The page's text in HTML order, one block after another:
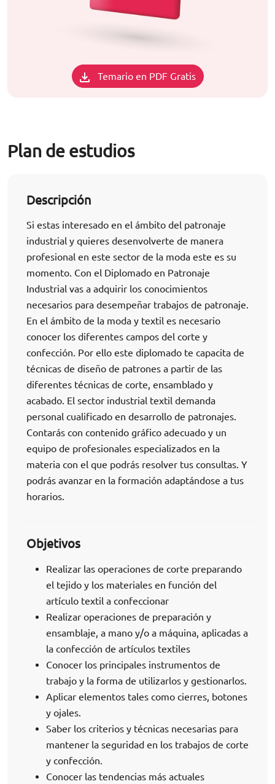
Temario en PDF Gratis
Plan de estudios
Descripción
Si estas interesado en el ámbito del patronaje
industrial y quieres desenvolverte de manera
profesional en este sector de la moda este es su
momento. Con el Diplomado en Patronaje
Industrial vas a adquirir los conocimientos
necesarios para desempeñar trabajos de patronaje.
En el ámbito de la moda y textil es necesario
conocer los diferentes campos del corte y
confección. Por ello este diplomado te capacita de
técnicas de diseño de patrones a partir de las
diferentes técnicas de corte, ensamblado y
acabado. El sector industrial textil demanda
personal cualificado en desarrollo de patronajes.
Contarás con contenido gráfico adecuado y un
equipo de profesionales especializados en la
materia con el que podrás resolver tus consultas. Y
podrás avanzar en la formación adaptándose a tus
horarios.
Objetivos
Realizar las operaciones de corte preparando
el tejido y los materiales en función del
artículo textil a confeccionar
Realizar operaciones de preparación y
ensamblaje, a mano y/o a máquina, aplicadas a
la confección de artículos textiles
Conocer los principales instrumentos de
trabajo y la forma de utilizarlos y gestionarlos.
Aplicar elementos tales como cierres, botones
y ojales.
Saber los criterios y técnicas necesarias para
mantener la seguridad en los trabajos de corte
y confección.
Conocer las tendencias más actuales